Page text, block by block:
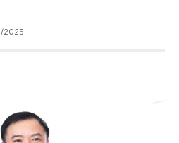
2025